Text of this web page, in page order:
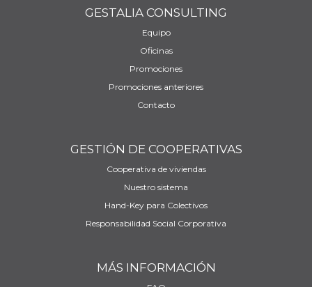
GESTALIA CONSULTING
Equipo
Oficinas
Promociones
Promociones anteriores
Contacto
GESTIÓN DE COOPERATIVAS
Cooperativa de viviendas
Nuestro sistema
Hand-Key para Colectivos
Responsabilidad Social Corporativa
MÁS INFORMACIÓN